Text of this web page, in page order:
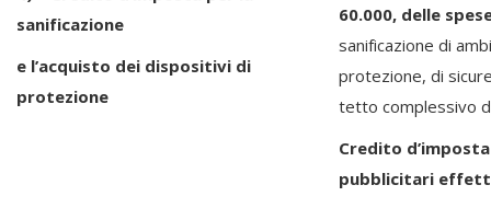
sanificazione
e l’acquisto dei dispositivi di
protezione
60.000, delle
sanificazione di
protezione, di
tetto complessivo
Credito
pubblicitari